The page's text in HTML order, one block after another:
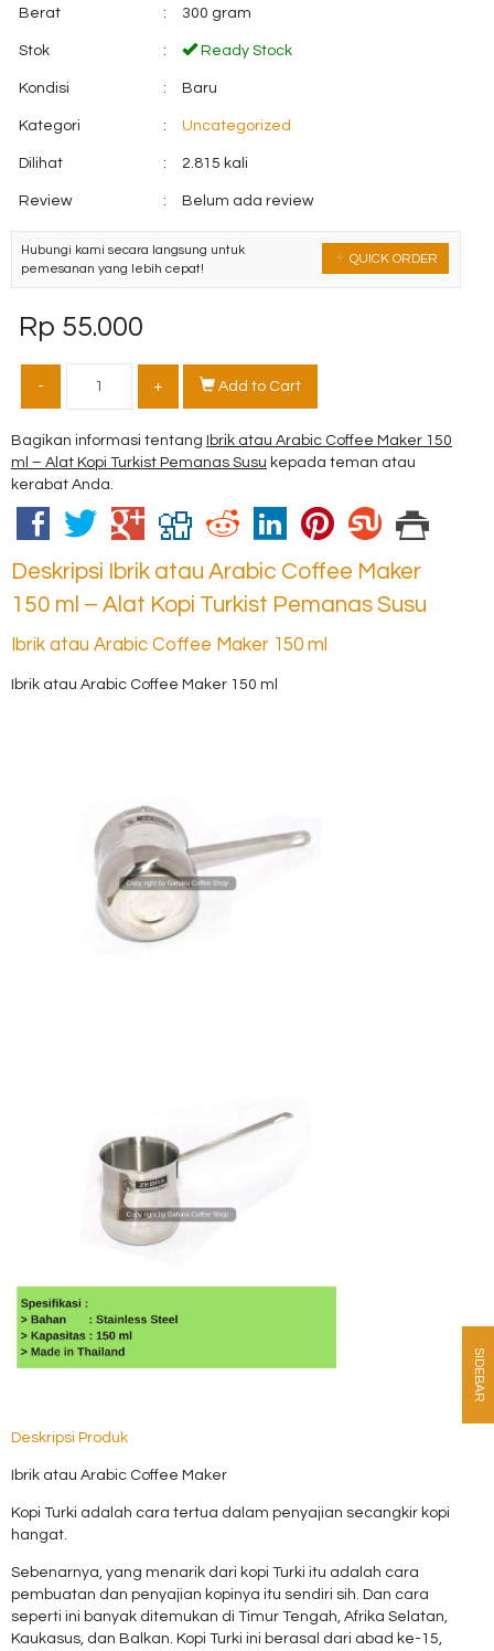
Berat : 300 gram
Stok : Ready Stock
Kondisi : Baru
Kategori : Uncategorized
Dilihat : 2.815 kali
Review : Belum ada review
QUICK ORDER
Hubungi kami secara langsung untuk
pemesanan yang lebih cepat!
Rp 55.000
- + Add to Cart
Bagikan informasi tentang Ibrik atau Arabic Coffee Maker 150
ml – Alat Kopi Turkist Pemanas Susu kepada teman atau
kerabat Anda.
Deskripsi Ibrik atau Arabic Coffee Maker
150 ml – Alat Kopi Turkist Pemanas Susu
Ibrik atau Arabic Coffee Maker 150 ml
Ibrik atau Arabic Coffee Maker 150 ml
Deskripsi Produk
Ibrik atau Arabic Coffee Maker
Kopi Turki adalah cara tertua dalam penyajian secangkir kopi
hangat.
Sebenarnya, yang menarik dari kopi Turki itu adalah cara
pembuatan dan penyajian kopinya itu sendiri sih. Dan cara
seperti ini banyak ditemukan di Timur Tengah, Afrika Selatan,
Kaukasus, dan Balkan. Kopi Turki ini berasal dari abad ke-15,
SIDEBAR